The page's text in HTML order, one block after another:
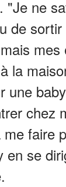
"Je ne
de
mes
la
une
chez
faire
en se